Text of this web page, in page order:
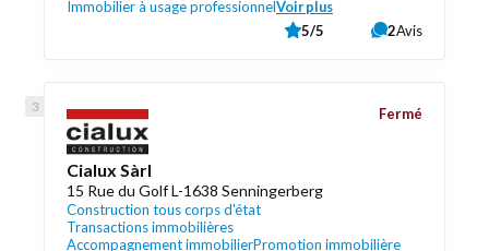
Immobilier à usage professionnelVoir plus
5/5 2Avis
Cialux Sàrl
15 Rue du Golf L-1638 Senningerberg
Construction tous corps d'état
Transactions immobilières
Accompagnement immobilierPromotion immobilière
Fermé